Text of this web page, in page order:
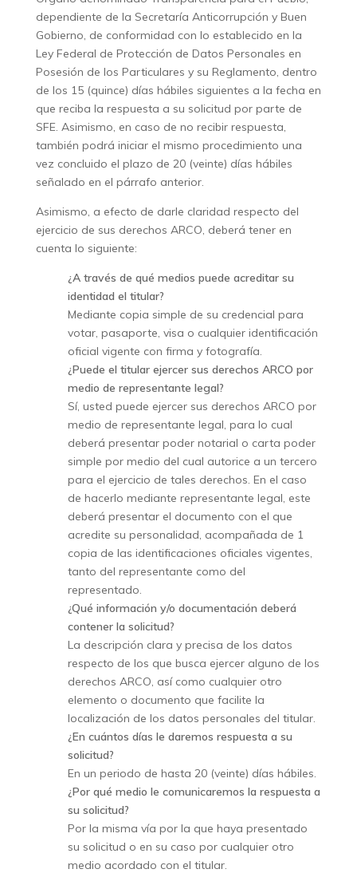
dependiente de la Secretaría Anticorrupción y Buen
Gobierno, de conformidad con lo establecido en la
Ley Federal de Protección de Datos Personales en
Posesión de los Particulares y su Reglamento, dentro
de los 15 (quince) días hábiles siguientes a la fecha en
que reciba la respuesta a su solicitud por parte de
SFE. Asimismo, en caso de no recibir respuesta,
también podrá iniciar el mismo procedimiento una
vez concluido el plazo de 20 (veinte) días hábiles
señalado en el párrafo anterior.
Asimismo, a efecto de darle claridad respecto del
ejercicio de sus derechos ARCO, deberá tener en
cuenta lo siguiente:
¿A través de qué medios puede acreditar su
identidad el titular?
Mediante copia simple de su credencial para
votar, pasaporte, visa o cualquier identificación
oficial vigente con firma y fotografía.
¿Puede el titular ejercer sus derechos ARCO por
medio de representante legal?
Sí, usted puede ejercer sus derechos ARCO por
medio de representante legal, para lo cual
deberá presentar poder notarial o carta poder
simple por medio del cual autorice a un tercero
para el ejercicio de tales derechos. En el caso
de hacerlo mediante representante legal, este
deberá presentar el documento con el que
acredite su personalidad, acompañada de 1
copia de las identificaciones oficiales vigentes,
tanto del representante como del
representado.
¿Qué información y/o documentación deberá
contener la solicitud?
La descripción clara y precisa de los datos
respecto de los que busca ejercer alguno de los
derechos ARCO, así como cualquier otro
elemento o documento que facilite la
localización de los datos personales del titular.
¿En cuántos días le daremos respuesta a su
solicitud?
En un periodo de hasta 20 (veinte) días hábiles.
¿Por qué medio le comunicaremos la respuesta a
su solicitud?
Por la misma vía por la que haya presentado
su solicitud o en su caso por cualquier otro
medio acordado con el titular.